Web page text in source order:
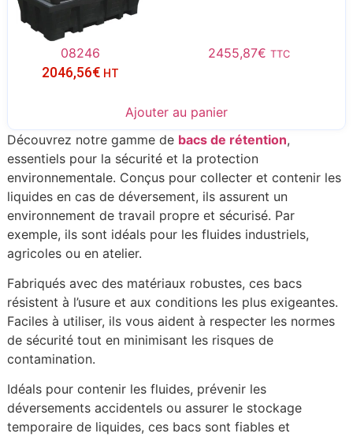
08246 2455,87€ TTC
2046,56€ HT
Ajouter au panier
Découvrez notre gamme de bacs de rétention,
essentiels pour la sécurité et la protection
environnementale. Conçus pour collecter et contenir les
liquides en cas de déversement, ils assurent un
environnement de travail propre et sécurisé. Par
exemple, ils sont idéals pour les fluides industriels,
agricoles ou en atelier.
Fabriqués avec des matériaux robustes, ces bacs
résistent à l’usure et aux conditions les plus exigeantes.
Faciles à utiliser, ils vous aident à respecter les normes
de sécurité tout en minimisant les risques de
contamination.
Idéals pour contenir les fluides, prévenir les
déversements accidentels ou assurer le stockage
temporaire de liquides, ces bacs sont fiables et